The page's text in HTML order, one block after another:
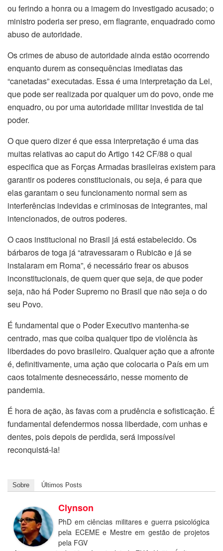
ou ferindo a honra ou a imagem do investigado acusado; o
ministro poderia ser preso, em flagrante, enquadrado como
abuso de autoridade.
Os crimes de abuso de autoridade ainda estão ocorrendo
enquanto durem as consequências imediatas das
“canetadas” executadas. Essa é uma interpretação da Lei,
que pode ser realizada por qualquer um do povo, onde me
enquadro, ou por uma autoridade militar investida de tal
poder.
O que quero dizer é que essa interpretação é uma das
muitas relativas ao caput do Artigo 142 CF/88 o qual
especifica que as Forças Armadas brasileiras existem para
garantir os poderes constitucionais, ou seja, é para que
elas garantam o seu funcionamento normal sem as
interferências indevidas e criminosas de integrantes, mal
intencionados, de outros poderes.
O caos institucional no Brasil já está estabelecido. Os
bárbaros de toga já “atravessaram o Rubicão e já se
instalaram em Roma”, é necessário frear os abusos
inconstitucionais, de quem quer que seja, de que poder
seja, não há Poder Supremo no Brasil que não seja o do
seu Povo.
É fundamental que o Poder Executivo mantenha-se
centrado, mas que coiba qualquer tipo de violência às
liberdades do povo brasileiro. Qualquer ação que a afronte
é, definitivamente, uma ação que colocaria o País em um
caos totalmente desnecessário, nesse momento de
pandemia.
É hora de ação, às favas com a prudência e sofisticação. É
fundamental defendermos nossa liberdade, com unhas e
dentes, pois depois de perdida, será impossível
reconquistá-la!
Sobre Últimos Posts
Clynson
PhD em ciências militares e guerra psicológica
pela ECEME e Mestre em gestão de projetos
pela FGV